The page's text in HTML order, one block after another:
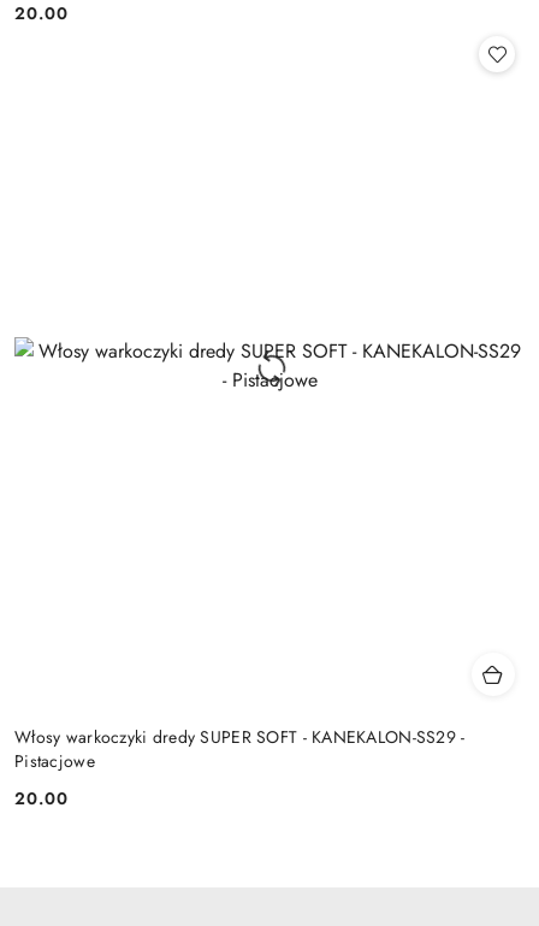
Cena:
20.00
Włosy warkoczyki dredy SUPER SOFT - KANEKALON-SS29 -
Pistacjowe
Cena:
20.00